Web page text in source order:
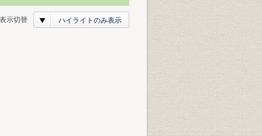
表示切替 ハイライトのみ表示